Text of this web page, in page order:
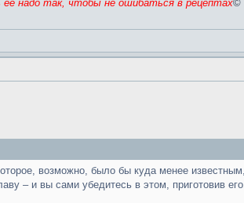
ее надо так, чтобы не ошибаться в рецептах©
возможно, было бы куда менее
– и вы сами убедитесь в этом, приготовив